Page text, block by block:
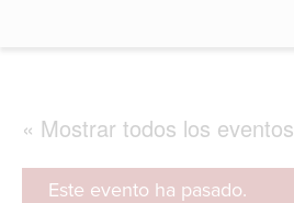
« Mostrar todos los eventos
Este evento ha pasado.